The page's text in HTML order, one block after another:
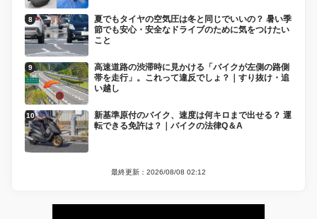
夏でもタイヤの空気圧は冬と同じでいいの？ 暑い季
節でも安心・安全なドライブのために気をつけたい
こと
高速道路の渋滞時に見かける「バイクが左側の路側
帯を走行」。これって違反でしょ？｜すり抜け・追
い越し
新基準原付のバイク、速度は何キロまで出せる？ 運
転できる免許は？｜バイクの法律Q＆A
最終更新：2026/08/08 02:12